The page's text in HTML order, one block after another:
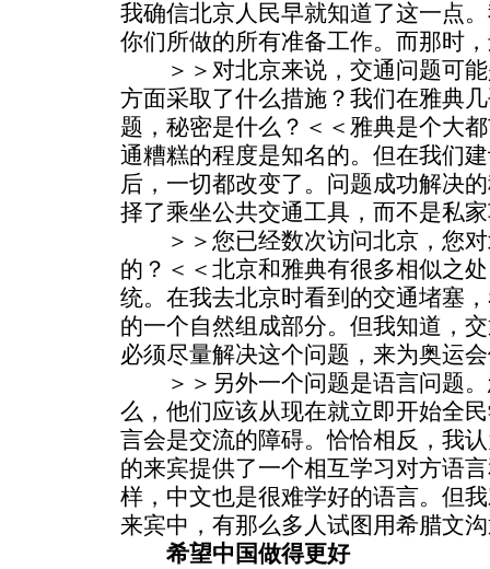
我确信北京人民早就知道了这一点
你们所做的所有准备工作。而那时
＞＞对北京来说，交通问题可能
方面采取了什么措施？我们在雅典
题，秘密是什么？＜＜雅典是个大
通糟糕的程度是知名的。但在我们
后，一切都改变了。问题成功解决
择了乘坐公共交通工具，而不是私
＞＞您已经数次访问北京，您对
的？＜＜北京和雅典有很多相似之
统。在我去北京时看到的交通堵塞
的一个自然组成部分。但我知道，
必须尽量解决这个问题，来为奥运
＞＞另外一个问题是语言问题。
么，他们应该从现在就立即开始全
言会是交流的障碍。恰恰相反，我
的来宾提供了一个相互学习对方语
样，中文也是很难学好的语言。但
来宾中，有那么多人试图用希腊文
希望中国做得更好